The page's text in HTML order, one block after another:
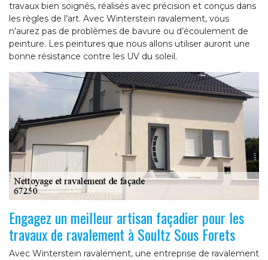
travaux bien soignés, réalisés avec précision et conçus dans
les règles de l’art. Avec Winterstein ravalement, vous
n’aurez pas de problèmes de bavure ou d’écoulement de
peinture. Les peintures que nous allons utiliser auront une
bonne résistance contre les UV du soleil.
Engagez un meilleur artisan façadier pour les
travaux de ravalement à Soultz Sous Forets
Avec Winterstein ravalement, une entreprise de ravalement